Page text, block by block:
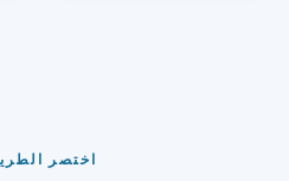
اختصر